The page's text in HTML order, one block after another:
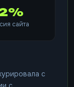
сайта
с